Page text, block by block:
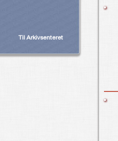
Til Arkivsenteret